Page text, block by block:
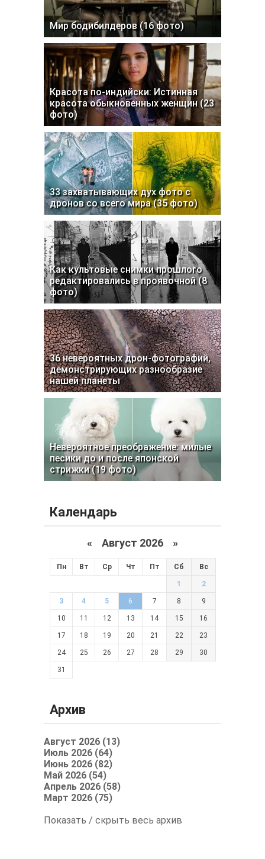
Мир бодибилдеров (16 фото)
Красота по-индийски: Истинная
красота обыкновенных женщин (23
фото)
33 захватывающих дух фото с
дронов со всего мира (35 фото)
Как культовые снимки прошлого
редактировались в проявочной (8
фото)
36 невероятных дрон-фотографий,
демонстрирующих разнообразие
нашей планеты
Невероятное преображение: милые
песики до и после японской
стрижки (19 фото)
Календарь
« Август 2026 »
Пн Вт Ср Чт Пт Сб Вс
1 2
3 4 5 6 7 8 9
10 11 12 13 14 15 16
17 18 19 20 21 22 23
24 25 26 27 28 29 30
31
Архив
Август 2026 (13)
Июль 2026 (64)
Июнь 2026 (82)
Май 2026 (54)
Апрель 2026 (58)
Март 2026 (75)
Показать / скрыть весь архив